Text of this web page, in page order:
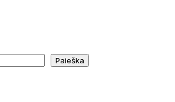
Paieška